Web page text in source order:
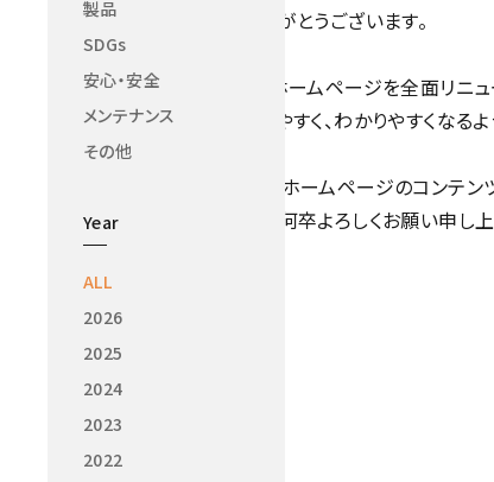
製品
SDGs
安心・安全
メンテナンス
その他
Year
ALL
2026
2025
2024
2023
2022
誠にありがとうございます。
この度、ホームページを全面リニ
より使いやすく、わかりやすくな
弊社ではホームページのコンテ
今後とも何卒よろしくお願い申し